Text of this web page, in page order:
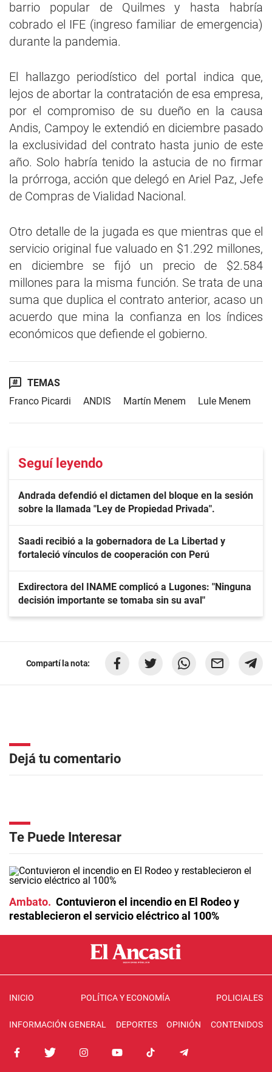
barrio popular de Quilmes y hasta habría
cobrado el IFE (ingreso familiar de emergencia)
durante la pandemia.
El hallazgo periodístico del portal indica que,
lejos de abortar la contratación de esa empresa,
por el compromiso de su dueño en la causa
Andis, Campoy le extendió en diciembre pasado
la exclusividad del contrato hasta junio de este
año. Solo habría tenido la astucia de no firmar
la prórroga, acción que delegó en Ariel Paz, Jefe
de Compras de Vialidad Nacional.
Otro detalle de la jugada es que mientras que el
servicio original fue valuado en $1.292 millones,
en diciembre se fijó un precio de $2.584
millones para la misma función. Se trata de una
suma que duplica el contrato anterior, acaso un
acuerdo que mina la confianza en los índices
económicos que defiende el gobierno.
TEMAS
Franco Picardi
ANDIS Martín Menem Lule Menem
Seguí leyendo
Andrada defendió el dictamen del bloque en la sesión
sobre la llamada "Ley de Propiedad Privada".
Saadi recibió a la gobernadora de La Libertad y
fortaleció vínculos de cooperación con Perú
Exdirectora del INAME complicó a Lugones: "Ninguna
decisión importante se tomaba sin su aval"
Compartí la nota:
Dejá tu comentario
Te Puede Interesar
Ambato
Contuvieron el incendio en El Rodeo y
restablecieron el servicio eléctrico al 100%
INICIO POLÍTICA Y ECONOMÍA POLICIALES
INFORMACIÓN GENERAL DEPORTES OPINIÓN CONTENIDOS